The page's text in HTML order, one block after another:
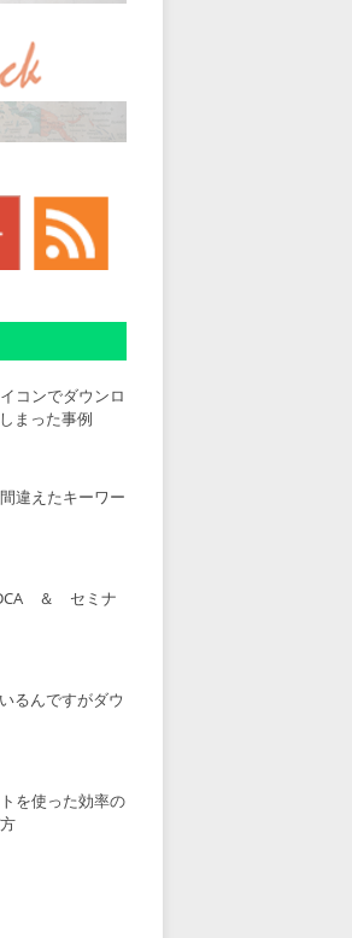
コンでダウンロ
まった事例
違えたキーワー
＆ セミナ
るんですがダウ
トを使った効率の